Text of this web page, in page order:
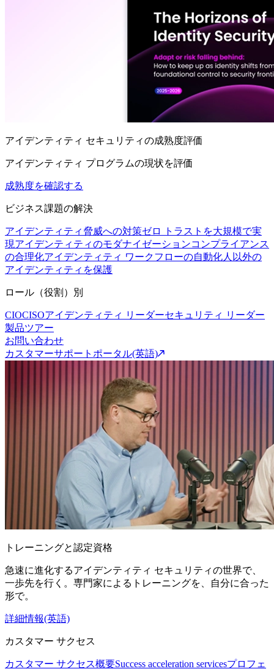
アイデンティティ セキュリティの成熟度評価
アイデンティティ プログラムの現状を評価
成熟度を確認する
ビジネス課題の解決
アイデンティティ脅威への対策ゼロ トラストを大規模で実
現アイデンティティのモダナイゼーションコンプライアンス
の合理化アイデンティティ ワークフローの自動化人以外の
アイデンティティを保護
ロール（役割）別
CIOCISOアイデンティティ リーダーセキュリティ リーダー
製品ツアー
お問い合わせ
カスタマーサポートポータル(英語)
トレーニングと認定資格
急速に進化するアイデンティティ セキュリティの世界で、
一歩先を行く。専門家によるトレーニングを、自分に合った
形で。
詳細情報(英語)
カスタマー サクセス
カスタマー サクセス概要Success acceleration servicesプロフェ